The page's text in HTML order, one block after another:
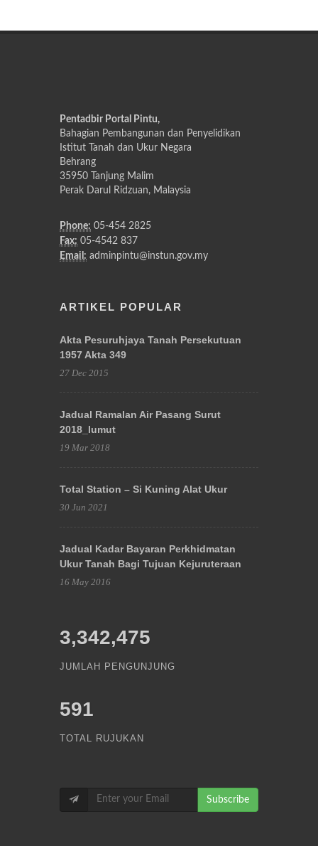
Pentadbir Portal Pintu,
Bahagian Pembangunan dan Penyelidikan
Istitut Tanah dan Ukur Negara
Behrang
35950 Tanjung Malim
Perak Darul Ridzuan, Malaysia
Phone: 05-454 2825
Fax: 05-4542 837
Email: adminpintu@instun.gov.my
ARTIKEL POPULAR
Akta Pesuruhjaya Tanah Persekutuan
1957 Akta 349
27 Dec 2015
Jadual Ramalan Air Pasang Surut
2018_lumut
19 Mar 2018
Total Station – Si Kuning Alat Ukur
30 Jun 2021
Jadual Kadar Bayaran Perkhidmatan
Ukur Tanah Bagi Tujuan Kejuruteraan
16 May 2016
3,342,475
JUMLAH PENGUNJUNG
591
TOTAL RUJUKAN
Subscribe